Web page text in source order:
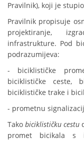
Pravilnik), koji je
Pravilnik propisuje
projektiranje,
infrastrukture. Pod
podrazumijeva:
- biciklističke
biciklističke ceste,
biciklističke trake i
- prometnu
Takobiciklističku cestu
promet bicikala s